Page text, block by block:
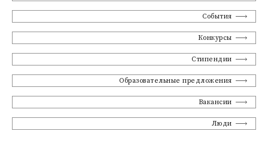
События
Конкурсы
Стипендии
Образовательные предложения
Вакансии
Люди